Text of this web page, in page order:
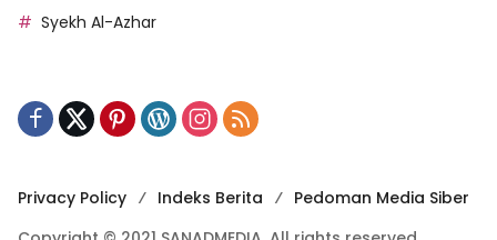
Syekh Al-Azhar
Privacy Policy Indeks Berita
Pedoman Media Siber